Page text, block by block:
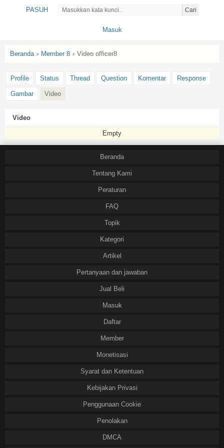
PASUH Cari
Masuk
Beranda › Member 8 › Video officer8
Profile Status Thread Question Komentar Response
Gambar Video
Video
Empty
Beranda
Tentang Kami
Peraturan
FAQ
Topik
Kategori
Artikel
Pertanyaan dan jawaban
Jual Beli
Masuk
Daftar
Member
Monetisasi
Syarat dan Ketentuan
Kebijakan Privasi
Penggunaan Cookie
Penolakan
DMCA